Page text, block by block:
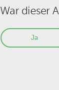
War dieser
Ja